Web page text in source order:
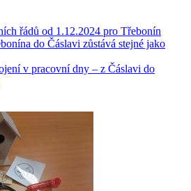
řádů od 1.12.2024 pro Třebonín
do Čáslavi zůstává stejné jako
v pracovní dny – z Čáslavi do